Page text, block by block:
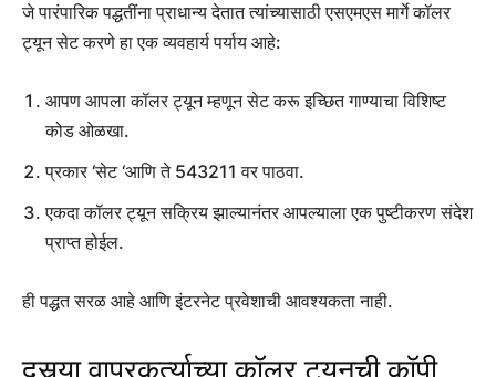
जे पारंपारिक पद्धतींना प्राधान्य देतात त्यांच्यासाठी एसएमएस मार्गे कॉलर
ट्यून सेट करणे हा एक व्यवहार्य पर्याय आहे:
आपण आपला कॉलर ट्यून म्हणून सेट करू इच्छित गाण्याचा विशिष्ट
कोड ओळखा.
प्रकार ‘सेट‘आणि ते 543211 वर पाठवा.
एकदा कॉलर ट्यून सक्रिय झाल्यानंतर आपल्याला एक पुष्टीकरण संदेश
प्राप्त होईल.
ही पद्धत सरळ आहे आणि इंटरनेट प्रवेशाची आवश्यकता नाही.